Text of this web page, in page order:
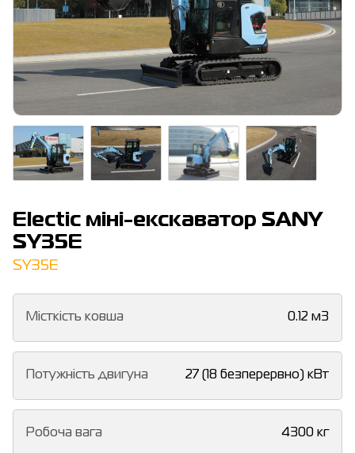
Electic міні-екскаватор SANY
SY35E
SY35E
Місткість ковша 0.12 м3
Потужність двигуна 27 (18 безперервно) кВт
Робоча вага 4300 кг